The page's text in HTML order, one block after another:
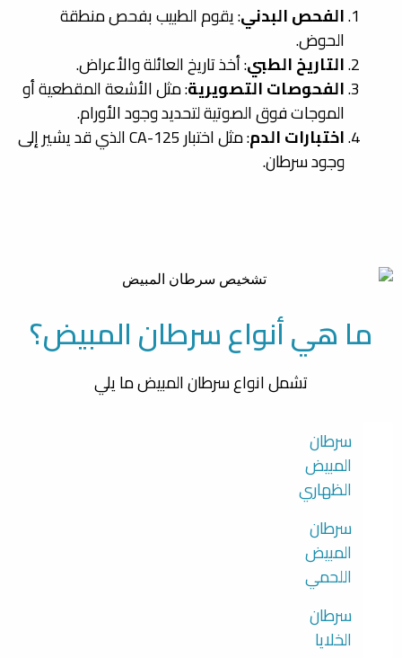
الفحص البدني: يقوم الطبيب بفحص منطقة
الحوض.
التاريخ الطبي: أخذ تاريخ العائلة والأعراض.
الفحوصات التصويرية: مثل الأشعة المقطعية أو
الموجات فوق الصوتية لتحديد وجود الأورام.
اختبارات الدم
: مثل اختبار CA-125 الذي قد يشير إلى
وجود سرطان.
ما هي أنواع سرطان المبيض؟
تشمل انواع سرطان المبيض ما يلي
سرطان
المبيض
الظهاري
سرطان
المبيض
اللحمي
سرطان
الخلايا